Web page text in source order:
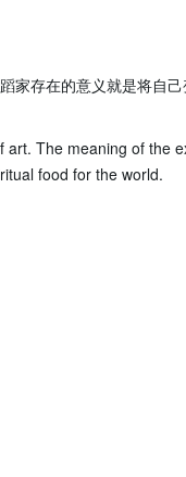
家存在的意义就是将自
The meaning of the
food for the world.